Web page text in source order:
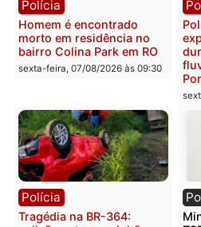
com mais de 72 quilos de
mercúrio escondidos em
estepe em Porto Velho
sexta-feira, 07/08/2026 às 09:38